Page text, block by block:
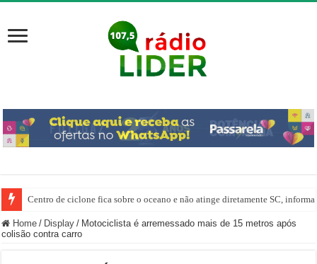
Centro de ciclone fica sobre o oceano e não atinge diretamente SC,
Home / Display / Motociclista é arremessado mais de 15 metros após
colisão contra carro